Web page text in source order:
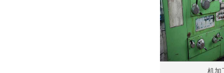
机加